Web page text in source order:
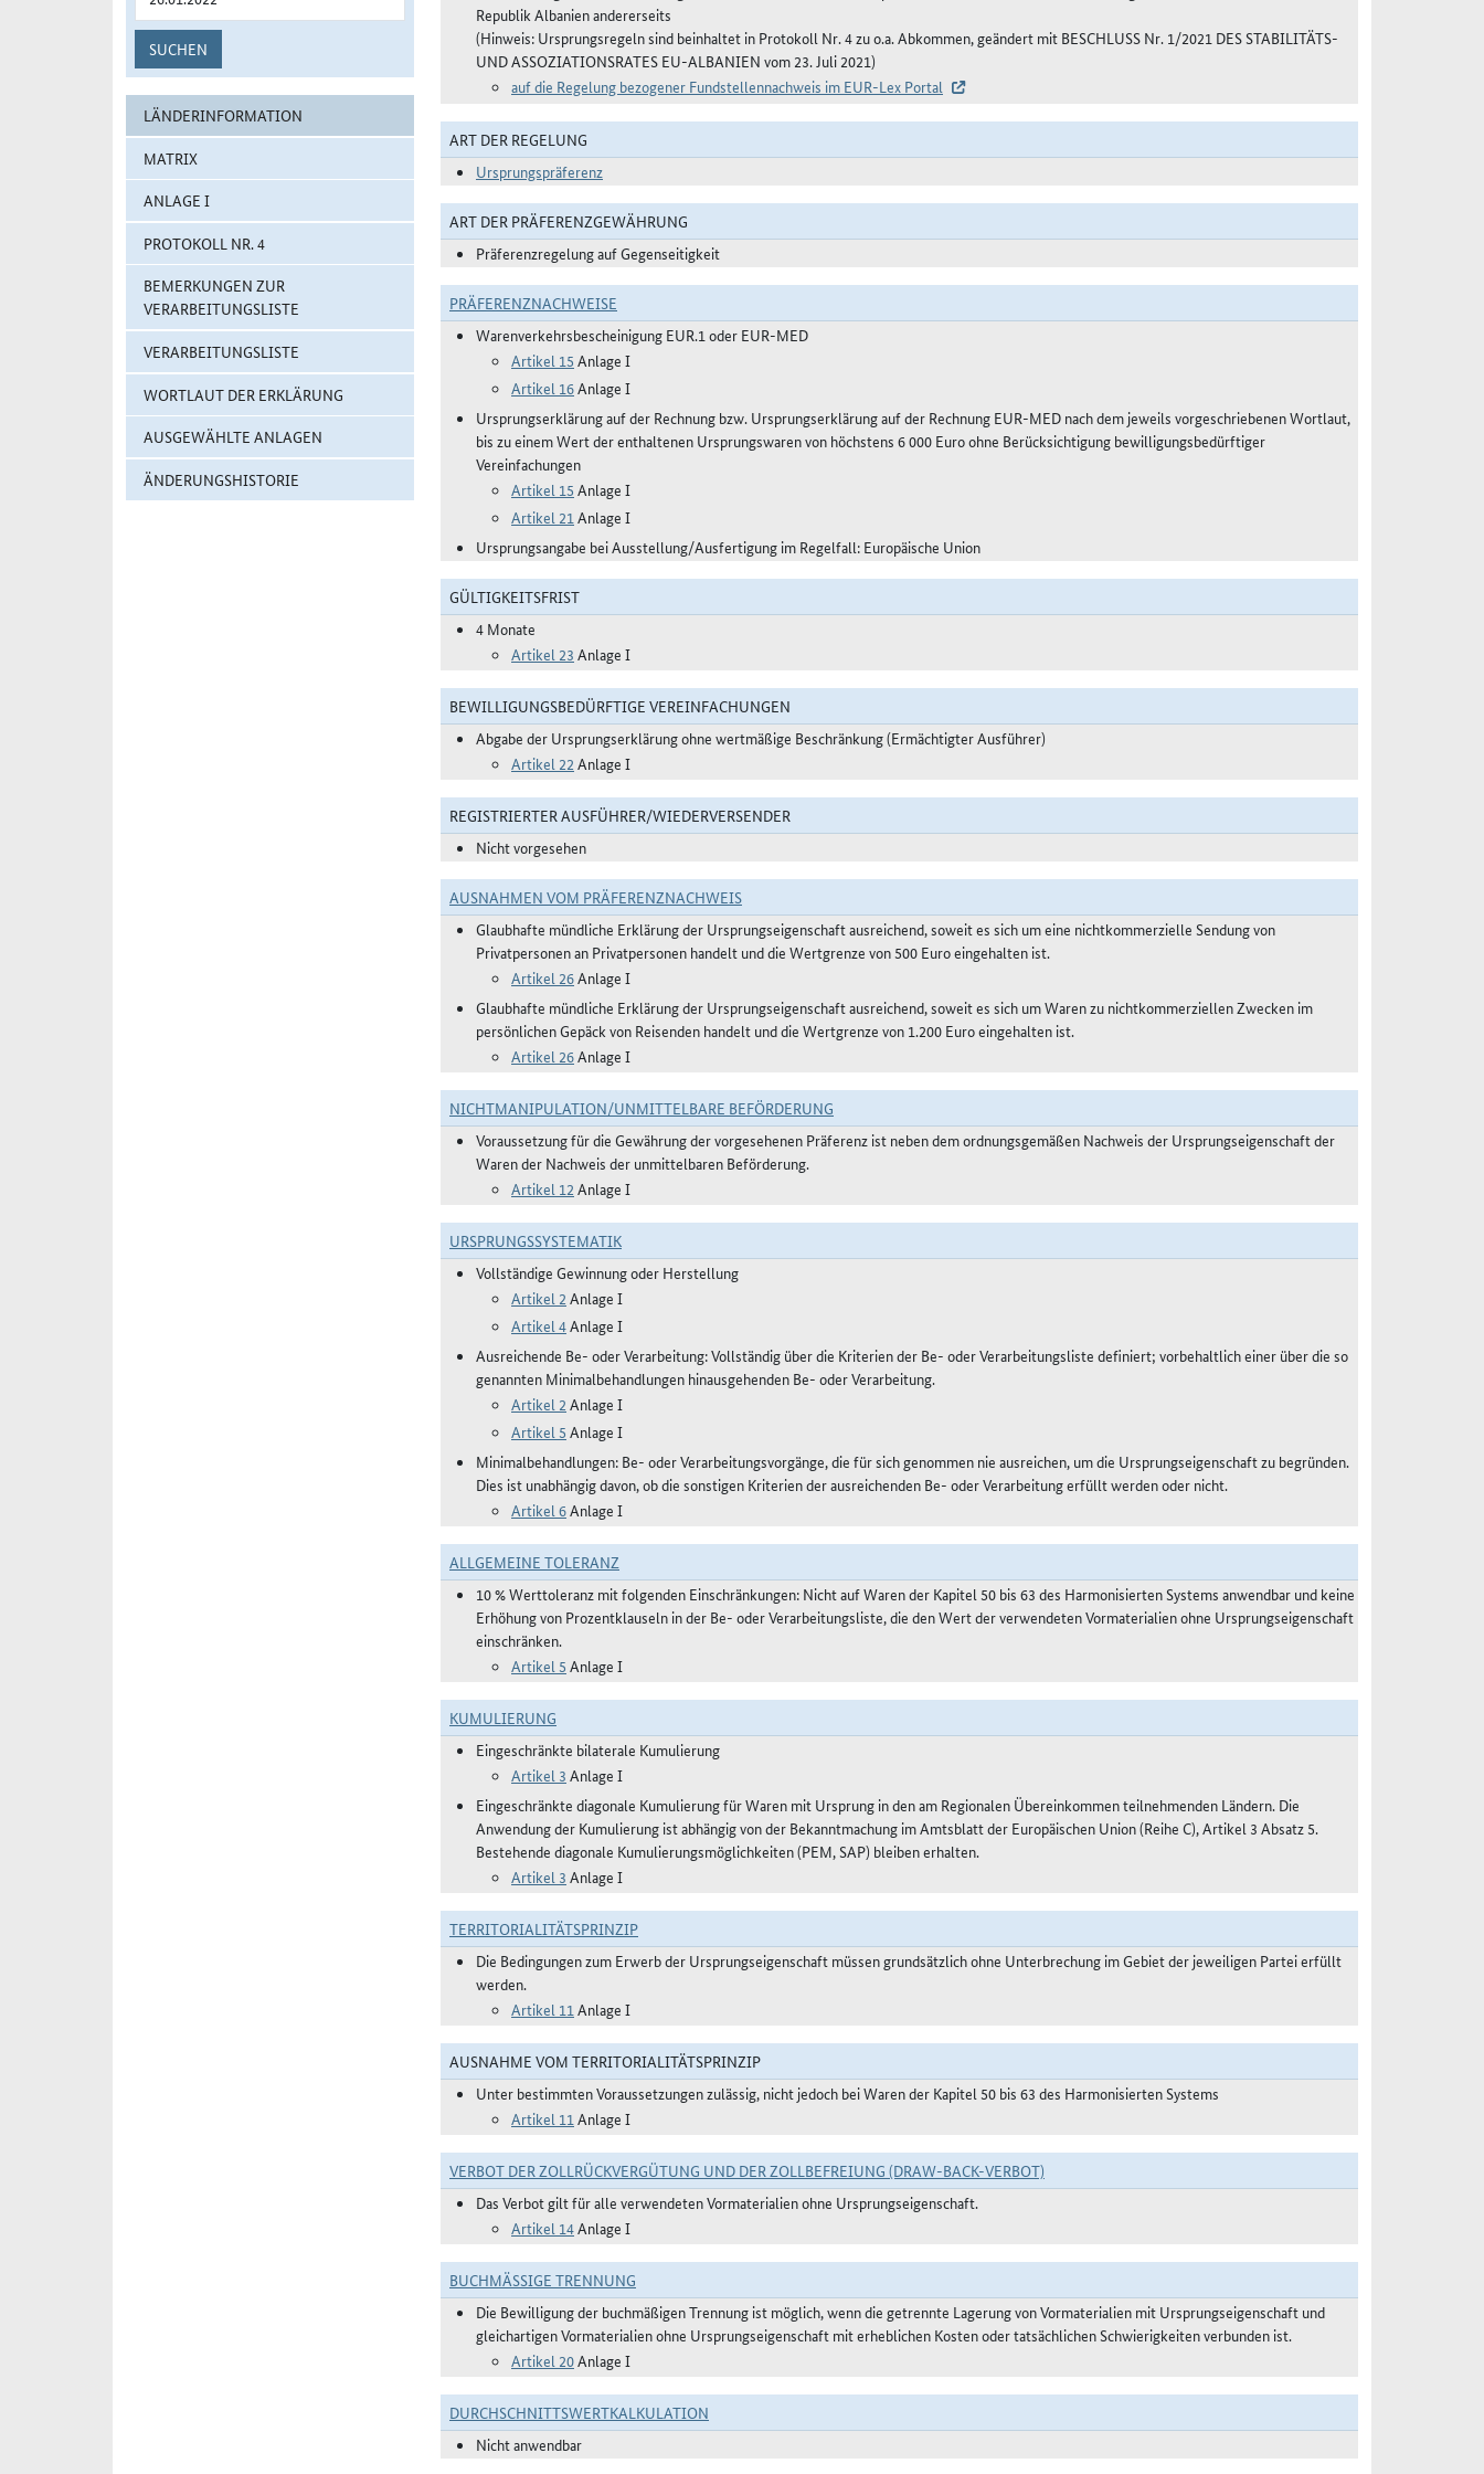
SUCHEN
LÄNDERINFORMATION
MATRIX
ANLAGE I
PROTOKOLL NR. 4
BEMERKUNGEN ZUR
VERARBEITUNGSLISTE
VERARBEITUNGSLISTE
WORTLAUT DER ERKLÄRUNG
AUSGEWÄHLTE ANLAGEN
ÄNDERUNGSHISTORIE
Republik Albanien andererseits
(Hinweis: Ursprungsregeln sind beinhaltet in Protokoll Nr. 4 zu o.a. Abkommen, geändert mit BESCHLUSS Nr. 1/2021 DES STABILITÄTS-
UND ASSOZIATIONSRATES EU-ALBANIEN vom 23. Juli 2021)
auf die Regelung bezogener Fundstellennachweis im EUR-Lex Portal
ART DER REGELUNG
Ursprungspräferenz
ART DER PRÄFERENZGEWÄHRUNG
Präferenzregelung auf Gegenseitigkeit
PRÄFERENZNACHWEISE
Warenverkehrsbescheinigung EUR.1 oder EUR-MED
Artikel 15 Anlage I
Artikel 16Anlage I
Ursprungserklärung auf der Rechnung bzw. Ursprungserklärung auf der Rechnung EUR-MED nach dem jeweils vorgeschriebenen Wortlaut,
bis zu einem Wert der enthaltenen Ursprungswaren von höchstens 6 000 Euro ohne Berücksichtigung bewilligungsbedürftiger
Vereinfachungen
Artikel 15 Anlage I
Artikel 21Anlage I
Ursprungsangabe bei Ausstellung/Ausfertigung im Regelfall: Europäische Union
GÜLTIGKEITSFRIST
4 Monate
Artikel 23 Anlage I
BEWILLIGUNGSBEDÜRFTIGE VEREINFACHUNGEN
Abgabe der Ursprungserklärung ohne wertmäßige Beschränkung (Ermächtigter Ausführer)
Artikel 22 Anlage I
REGISTRIERTER AUSFÜHRER/WIEDERVERSENDER
Nicht vorgesehen
AUSNAHMEN VOM PRÄFERENZNACHWEIS
Glaubhafte mündliche Erklärung der Ursprungseigenschaft ausreichend, soweit es sich um eine nichtkommerzielle Sendung von
Privatpersonen an Privatpersonen handelt und die Wertgrenze von 500 Euro eingehalten ist.
Artikel 26Anlage I
Glaubhafte mündliche Erklärung der Ursprungseigenschaft ausreichend, soweit es sich um Waren zu nichtkommerziellen Zwecken im
persönlichen Gepäck von Reisenden handelt und die Wertgrenze von 1.200 Euro eingehalten ist.
Artikel 26Anlage I
NICHTMANIPULATION/UNMITTELBARE BEFÖRDERUNG
Voraussetzung für die Gewährung der vorgesehenen Präferenz ist neben dem ordnungsgemäßen Nachweis der Ursprungseigenschaft der
Waren der Nachweis der unmittelbaren Beförderung.
Artikel 12 Anlage I
URSPRUNGSSYSTEMATIK
Vollständige Gewinnung oder Herstellung
Artikel 2 Anlage I
Artikel 4Anlage I
Ausreichende Be- oder Verarbeitung: Vollständig über die Kriterien der Be- oder Verarbeitungsliste definiert; vorbehaltlich einer über die so
genannten Minimalbehandlungen hinausgehenden Be- oder Verarbeitung.
Artikel 2 Anlage I
Artikel 5 Anlage I
Minimalbehandlungen: Be- oder Verarbeitungsvorgänge, die für sich genommen nie ausreichen, um die Ursprungseigenschaft zu begründen.
Dies ist unabhängig davon, ob die sonstigen Kriterien der ausreichenden Be- oder Verarbeitung erfüllt werden oder nicht.
Artikel 6Anlage I
ALLGEMEINE TOLERANZ
10 % Werttoleranz mit folgenden Einschränkungen: Nicht auf Waren der Kapitel 50 bis 63 des Harmonisierten Systems anwendbar und keine
Erhöhung von Prozentklauseln in der Be- oder Verarbeitungsliste, die den Wert der verwendeten Vormaterialien ohne Ursprungseigenschaft
einschränken.
Artikel 5 Anlage I
KUMULIERUNG
Eingeschränkte bilaterale Kumulierung
Artikel 3 Anlage I
Eingeschränkte diagonale Kumulierung für Waren mit Ursprung in den am Regionalen Übereinkommen teilnehmenden Ländern. Die
Anwendung der Kumulierung ist abhängig von der Bekanntmachung im Amtsblatt der Europäischen Union (Reihe C), Artikel 3 Absatz 5.
Bestehende diagonale Kumulierungsmöglichkeiten (PEM, SAP) bleiben erhalten.
Artikel 3 Anlage I
TERRITORIALITÄTSPRINZIP
Die Bedingungen zum Erwerb der Ursprungseigenschaft müssen grundsätzlich ohne Unterbrechung im Gebiet der jeweiligen Partei erfüllt
werden.
Artikel 11Anlage I
AUSNAHME VOM TERRITORIALITÄTSPRINZIP
Unter bestimmten Voraussetzungen zulässig, nicht jedoch bei Waren der Kapitel 50 bis 63 des Harmonisierten Systems
Artikel 11Anlage I
VERBOT DER ZOLLRÜCKVERGÜTUNG UND DER ZOLLBEFREIUNG (DRAW-BACK-VERBOT)
Das Verbot gilt für alle verwendeten Vormaterialien ohne Ursprungseigenschaft.
Artikel 14Anlage I
BUCHMÄSSIGE TRENNUNG
Die Bewilligung der buchmäßigen Trennung ist möglich, wenn die getrennte Lagerung von Vormaterialien mit Ursprungseigenschaft und
gleichartigen Vormaterialien ohne Ursprungseigenschaft mit erheblichen Kosten oder tatsächlichen Schwierigkeiten verbunden ist.
Artikel 20Anlage I
DURCHSCHNITTSWERTKALKULATION
Nicht anwendbar